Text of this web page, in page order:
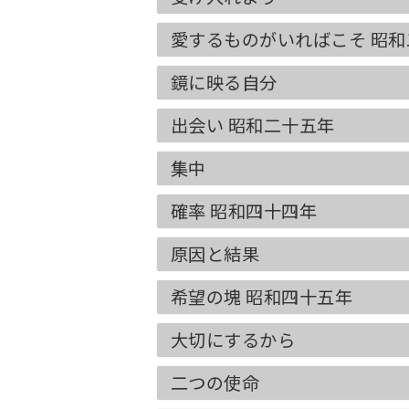
愛するものがいればこそ 昭
鏡に映る自分
出会い 昭和二十五年
集中
確率 昭和四十四年
原因と結果
希望の塊 昭和四十五年
大切にするから
二つの使命